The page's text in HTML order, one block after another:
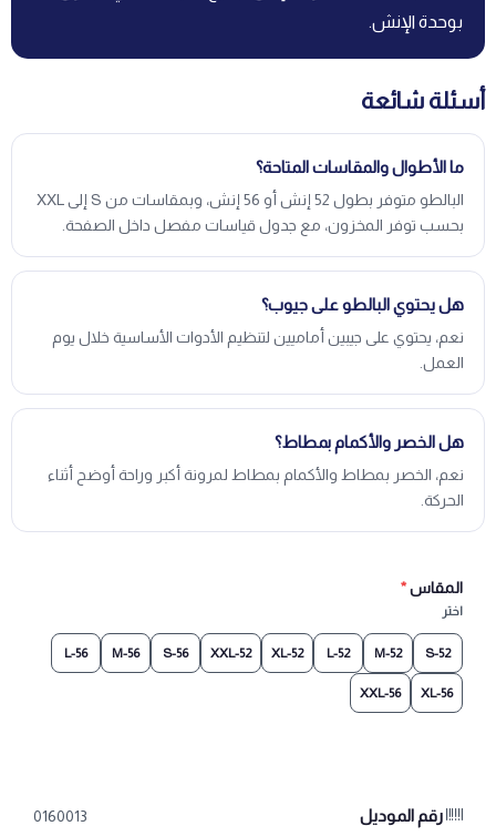
بوحدة الإنش.
أسئلة شائعة
ما الأطوال والمقاسات المتاحة؟
البالطو متوفر بطول 52 إنش أو 56 إنش، وبمقاسات من S إلى XXL
بحسب توفر المخزون، مع جدول قياسات مفصل داخل الصفحة.
هل يحتوي البالطو على جيوب؟
نعم، يحتوي على جيبين أماميين لتنظيم الأدوات الأساسية خلال يوم
العمل.
هل الخصر والأكمام بمطاط؟
نعم، الخصر بمطاط والأكمام بمطاط لمرونة أكبر وراحة أوضح أثناء
الحركة.
المقاس*
اختر
52-S
52-M
52-L
52-XL
52-XXL
56-S
56-M
56-L
56-XL
56-XXL
رقم الموديل 0160013